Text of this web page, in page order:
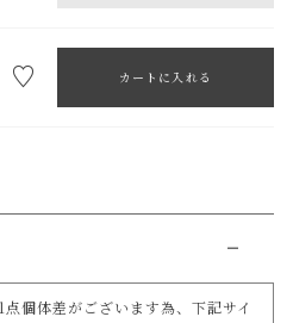
カートに入れる
個体差がございます為、下記サイ